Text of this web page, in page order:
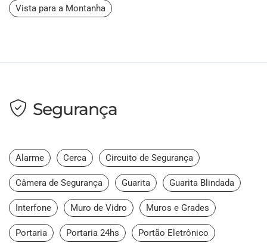
Vista para a Montanha
Segurança
Alarme Cerca Circuito de Segurança
Câmera de Segurança Guarita Guarita Blindada
Interfone Muro de Vidro Muros e Grades
Portaria Portaria 24hs Portão Eletrônico